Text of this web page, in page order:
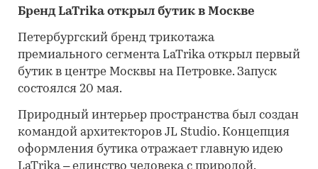
Бренд LaTrika открыл бутик в Москве
Петербургский бренд трикотажа
премиального сегмента LaTrika открыл первый
бутик в центре Москвы на Петровке. Запуск
состоялся 20 мая.
Природный интерьер пространства был создан
командой архитекторов JL Studio. Концепция
оформления бутика отражает главную идею
LaTrika – единство человека с природой.